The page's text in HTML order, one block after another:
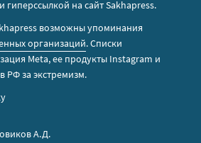
гиперссылкой на сайт Sakhapress.
возможны упоминания
организаций. Списки
Metа, ее продукты Instagram и
РФ за экстремизм.
А.Д.